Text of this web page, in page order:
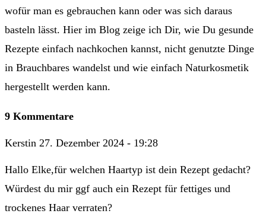
wofür man es gebrauchen kann oder was sich daraus
basteln lässt. Hier im Blog zeige ich Dir, wie Du gesunde
Rezepte einfach nachkochen kannst, nicht genutzte Dinge
in Brauchbares wandelst und wie einfach Naturkosmetik
hergestellt werden kann.
9 Kommentare
Kerstin 27. Dezember 2024 - 19:28
Hallo Elke,für welchen Haartyp ist dein Rezept gedacht?
Würdest du mir ggf auch ein Rezept für fettiges und
trockenes Haar verraten?